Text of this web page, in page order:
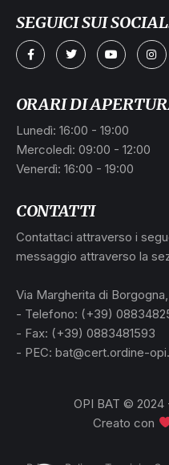
CONTATTI
Contattaci attraverso i
messaggio attraverso la
Via Margherita di
- Telefono: (+39)
- Fax: (+39) 0883481593
- PEC: bat@cert.ordine-
ORARI DI
Lunedì: 16:00 - 19:00
Mercoledì: 09:00 - 12:00
Venerdì: 16:00 - 19:00
SEGUICI SUI
OPI BAT © 2024
Creato con